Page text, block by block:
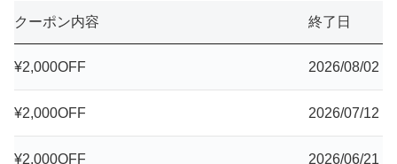
クーポン内容 終了日
¥2,000OFF 2026/08/02
¥2,000OFF 2026/07/12
¥2,000OFF 2026/06/21